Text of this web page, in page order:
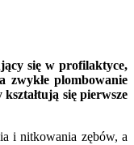
się w profilaktyce,
zwykłe plombowanie
się pierwsze
i nitkowania zębów, a